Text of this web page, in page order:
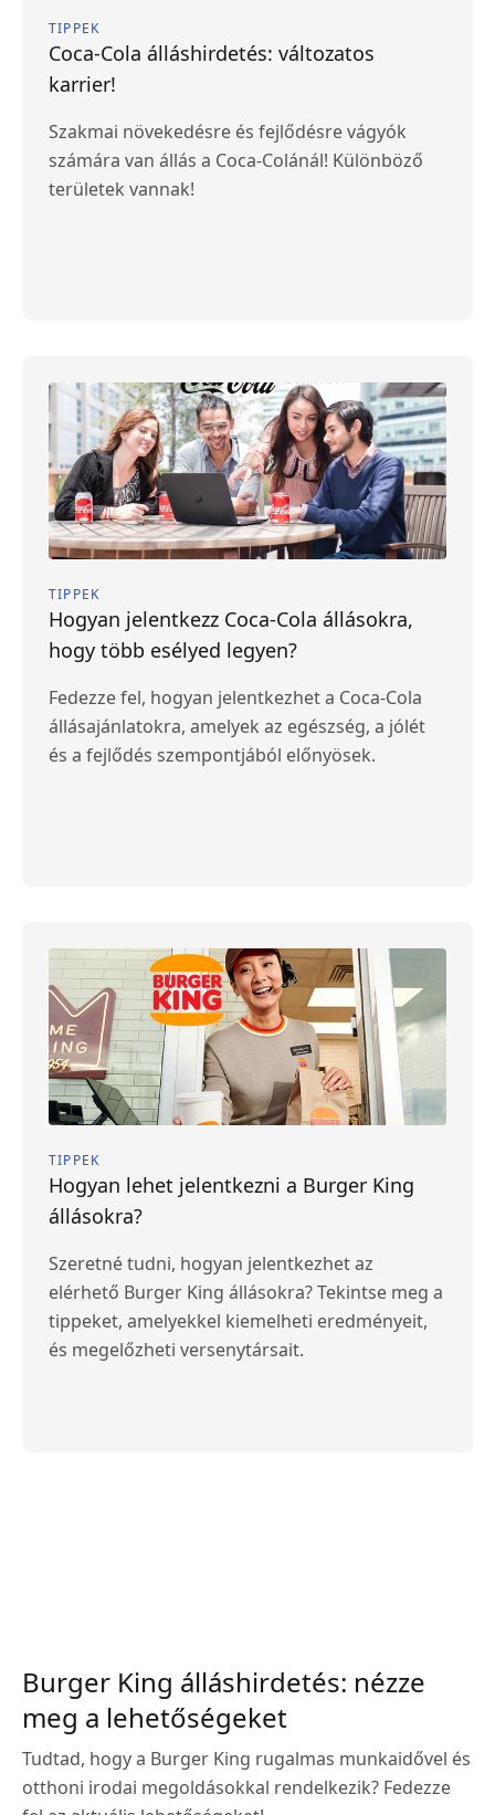
TIPPEK
Coca-Cola álláshirdetés: változatos
karrier!
Szakmai növekedésre és fejlődésre vágyók
számára van állás a Coca-Colánál! Különböző
területek vannak!
TIPPEK
Hogyan jelentkezz Coca-Cola állásokra,
hogy több esélyed legyen?
Fedezze fel, hogyan jelentkezhet a Coca-Cola
állásajánlatokra, amelyek az egészség, a jólét
és a fejlődés szempontjából előnyösek.
TIPPEK
Hogyan lehet jelentkezni a Burger King
állásokra?
Szeretné tudni, hogyan jelentkezhet az
elérhető Burger King állásokra? Tekintse meg a
tippeket, amelyekkel kiemelheti eredményeit,
és megelőzheti versenytársait.
Burger King álláshirdetés: nézze
meg a lehetőségeket
Tudtad, hogy a Burger King rugalmas munkaidővel és
otthoni irodai megoldásokkal rendelkezik? Fedezze